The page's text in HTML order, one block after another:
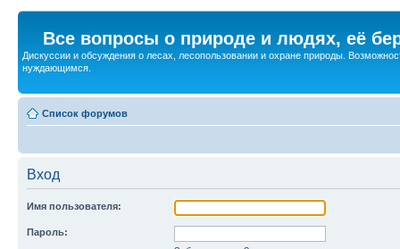
Все вопросы о природе и людях, её
Дискуссии и обсуждения о лесах, лесопользовании и охране природы.
нуждающимся.
Список форумов
Вход
Имя пользователя:
Пароль: